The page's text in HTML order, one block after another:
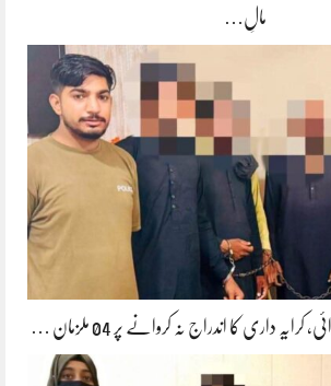
مالِ…
داری کا اندراج نہ کروانے پر 04 ملزمان …